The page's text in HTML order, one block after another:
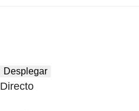
Desplegar
Directo